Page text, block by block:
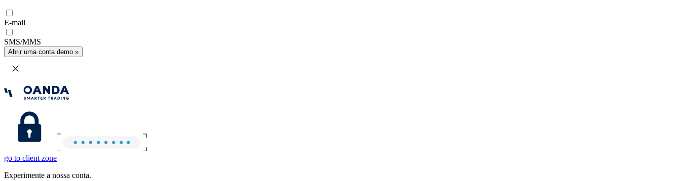
E-mail
SMS/MMS
Abrir uma conta demo »
go to client zone
Experimente a nossa conta.